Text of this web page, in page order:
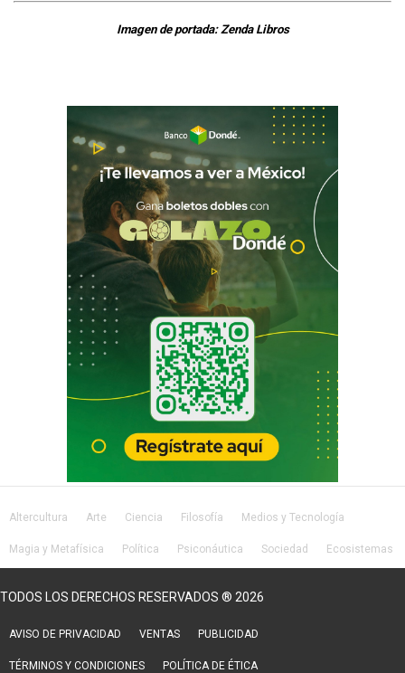
Imagen de portada: Zenda Libros
Altercultura Arte Ciencia Filosofía Medios y Tecnología
Magia y Metafísica Política Psiconáutica Sociedad Ecosistemas
TODOS LOS DERECHOS RESERVADOS ® 2026
AVISO DE PRIVACIDAD VENTAS PUBLICIDAD
TÉRMINOS Y CONDICIONES POLÍTICA DE ÉTICA